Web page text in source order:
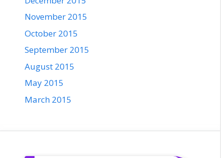
November 2015
October 2015
September 2015
August 2015
May 2015
March 2015